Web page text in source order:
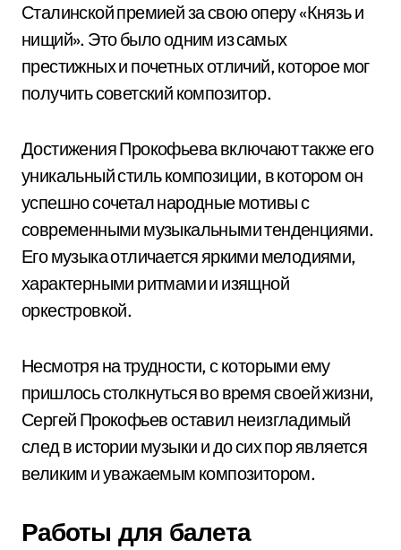
Сталинской премией за свою оперу «Князь и
нищий». Это было одним из самых
престижных и почетных отличий, которое мог
получить советский композитор.
Достижения Прокофьева включают также его
уникальный стиль композиции, в котором он
успешно сочетал народные мотивы с
современными музыкальными тенденциями.
Его музыка отличается яркими мелодиями,
характерными ритмами и изящной
оркестровкой.
Несмотря на трудности, с которыми ему
пришлось столкнуться во время своей жизни,
Сергей Прокофьев оставил неизгладимый
след в истории музыки и до сих пор является
великим и уважаемым композитором.
Работы для балета